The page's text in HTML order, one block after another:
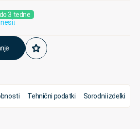
do 3 tedne
↓
Tehnični podatki Sorodni izdelki